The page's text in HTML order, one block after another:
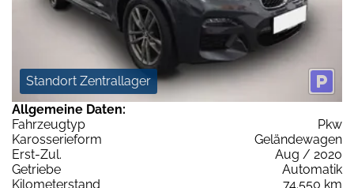
Standort Zentrallager
Allgemeine Daten:
Fahrzeugtyp
Pkw
Karosserieform
Geländewagen
Erst-Zul.
Aug / 2020
Getriebe
Automatik
Kilometerstand
74.550 km